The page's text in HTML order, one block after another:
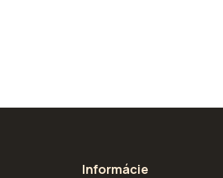
Informácie